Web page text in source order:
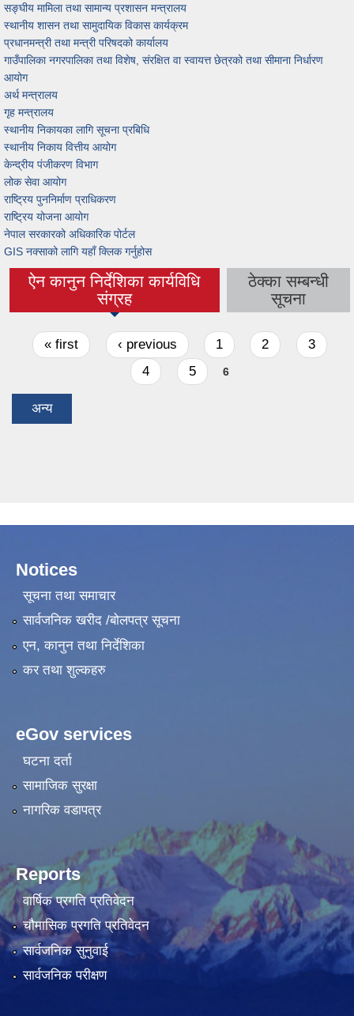
सङ्घीय मामिला तथा सामान्य प्रशासन मन्त्रालय
स्थानीय शासन तथा सामुदायिक विकास कार्यक्रम
प्रधानमन्त्री तथा मन्त्री परिषदको कार्यालय
गाउँपालिका नगरपालिका तथा विशेष, संरक्षित वा स्वायत्त छेत्रको तथा सीमाना निर्धारण
आयोग
अर्थ मन्त्रालय
गृह मन्त्रालय
स्थानीय निकायका लागि सूचना प्रबिधि
स्थानीय निकाय वित्तीय आयोग
केन्द्रीय पंजीकरण विभाग
लोक सेवा आयोग
राष्ट्रिय पुननिर्माण प्राधिकरण
राष्ट्रिय योजना आयोग
नेपाल सरकारको अधिकारिक पोर्टल
GIS नक्साको लागि यहाँ क्लिक गर्नुहोस
ऐन कानुन निर्देशिका कार्यविधि
संग्रह
(active tab)
ठेक्का सम्बन्धी
सूचना
Pages
« first ‹ previous 1 2
3
4
5 6
अन्य
Notices
सूचना तथा समाचार
सार्वजनिक खरीद /बोलपत्र सूचना
एन, कानुन तथा निर्देशिका
कर तथा शुल्कहरु
eGov services
घटना दर्ता
सामाजिक सुरक्षा
नागरिक वडापत्र
Reports
वार्षिक प्रगति प्रतिवेदन
चौमासिक प्रगति प्रतिवेदन
सार्वजनिक सुनुवाई
सार्वजनिक परीक्षण